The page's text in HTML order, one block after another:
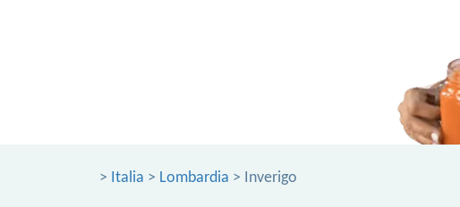
> Italia > Lombardia > Inverigo